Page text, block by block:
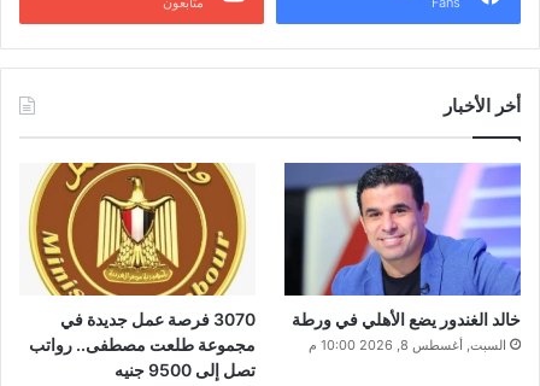
أخر الأخبار
خالد الغندور يضع الأهلي في ورطة
السبت, أغسطس 8, 2026 10:00 م
3070 فرصة عمل جديدة في
مجموعة طلعت مصطفى.. رواتب
تصل إلى 9500 جنيه